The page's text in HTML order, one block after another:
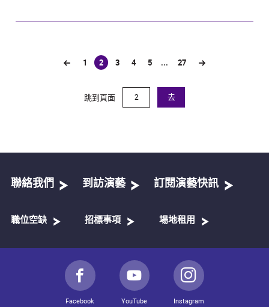
1 2
(current)
3 4 5 ... 27
跳到頁面 去
聯絡我們 到訪演藝 訂閱演藝快訊
職位空缺 招標事項 場地租用
Facebook YouTube Instagram